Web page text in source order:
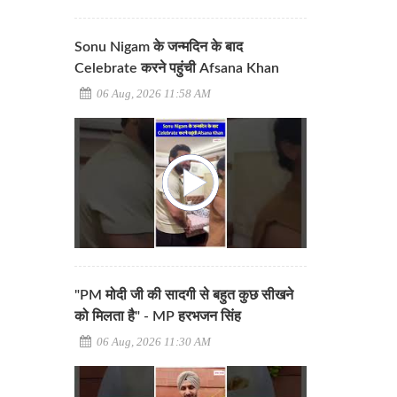
Sonu Nigam के जन्मदिन के बाद
Celebrate करने पहुंची Afsana Khan
06 Aug, 2026 11:58 AM
"PM मोदी जी की सादगी से बहुत कुछ सीखने
को मिलता है" - MP हरभजन सिंह
06 Aug, 2026 11:30 AM